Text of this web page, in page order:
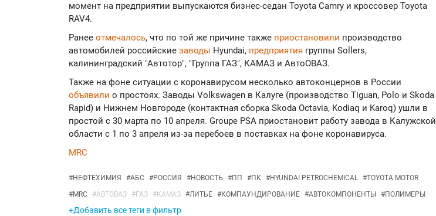
момент на предприятии выпускаются бизнес-седан Toyota Camry и кроссовер Toyota
RAV4.
Ранее отмечалось, что по той же причине также приостановили производство
автомобилей российские заводы Hyundai, предприятия группы Sollers,
калининградский "Автотор", "Группа ГАЗ", КАМАЗ и АвтоОВАЗ.
Также на фоне ситуации с коронавирусом несколько автоконцернов в России
объявили о простоях. Заводы Volkswagen в Калуге (производство Tiguan, Polo и Skoda
Rapid) и Нижнем Новгороде (контактная сборка Skoda Octavia, Kodiaq и Karoq) ушли в
простой с 30 марта по 10 апреля. Groupe PSA приостановит работу завода в Калужской
области с 1 по 3 апреля из-за перебоев в поставках на фоне коронавируса.
MRC
#НЕФТЕХИМИЯ #АБС #РОССИЯ #НОВОСТЬ #ПП #ПК #HYUNDAI PETROCHEMICAL #TOYOTA MOTOR
#MRC #АВТОВАЗ #ГАЗ #КАМАЗ #ЛИТЬЕ #КОМПАУНДИРОВАНИЕ #АВТОКОМПОНЕНТЫ #ПОЛИМЕРЫ
+Добавить все теги в фильтр